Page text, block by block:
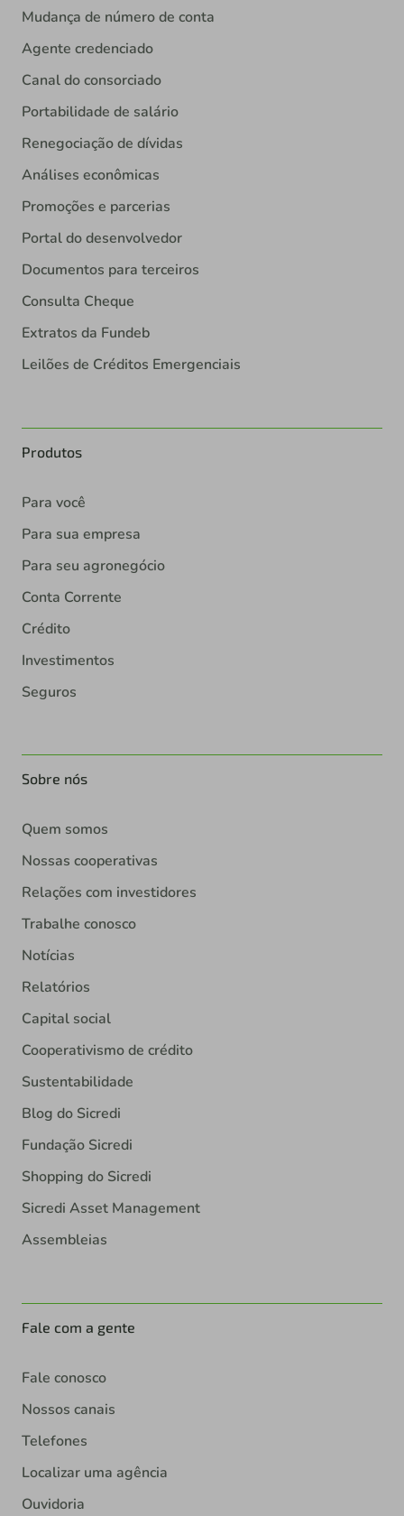
Mudança de número de conta
Agente credenciado
Canal do consorciado
Portabilidade de salário
Renegociação de dívidas
Análises econômicas
Promoções e parcerias
Portal do desenvolvedor
Documentos para terceiros
Consulta Cheque
Extratos da Fundeb
Leilões de Créditos Emergenciais
Produtos
Para você
Para sua empresa
Para seu agronegócio
Conta Corrente
Crédito
Investimentos
Seguros
Sobre nós
Quem somos
Nossas cooperativas
Relações com investidores
Trabalhe conosco
Notícias
Relatórios
Capital social
Cooperativismo de crédito
Sustentabilidade
Blog do Sicredi
Fundação Sicredi
Shopping do Sicredi
Sicredi Asset Management
Assembleias
Fale com a gente
Fale conosco
Nossos canais
Telefones
Localizar uma agência
Ouvidoria